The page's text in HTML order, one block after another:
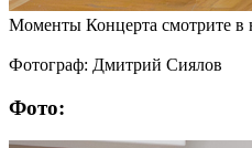
Моменты Концерта смотрите в
Фотограф: Дмитрий Сиялов
Фото: